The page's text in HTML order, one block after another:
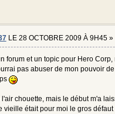
LE 28 OCTOBRE 2009 À 9H45 »
forum et un topic pour Hero Corp,
pas abuser de mon pouvoir
l'air chouette, mais le début m'a
vieille était pour moi le gros